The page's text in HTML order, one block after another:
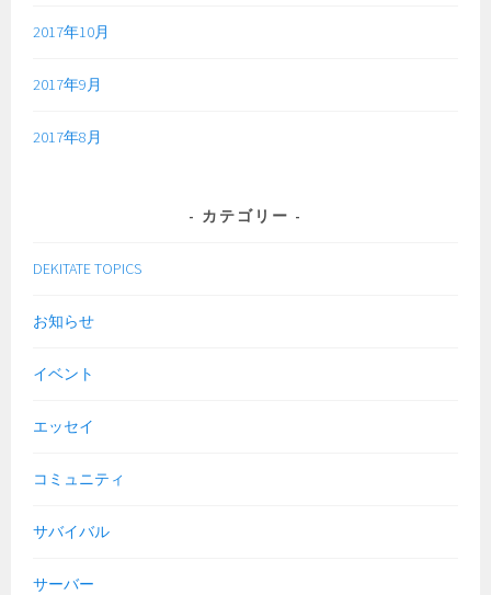
2017年10月
2017年9月
2017年8月
カテゴリー
DEKITATE TOPICS
お知らせ
イベント
エッセイ
コミュニティ
サバイバル
サーバー